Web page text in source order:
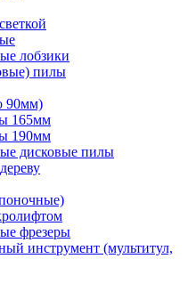
лобзики
пилы
90мм)
165мм
190мм
дисковые пилы
фрезеры
инструмент (мультитул,